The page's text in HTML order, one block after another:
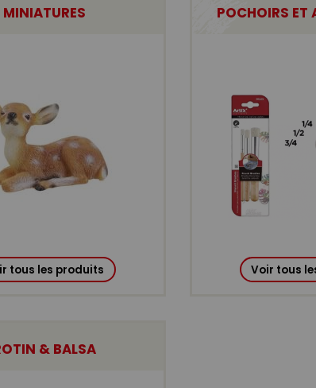
MINIATURES
tous les produits
POCHOIRS ET
Voir tous
& BALSA